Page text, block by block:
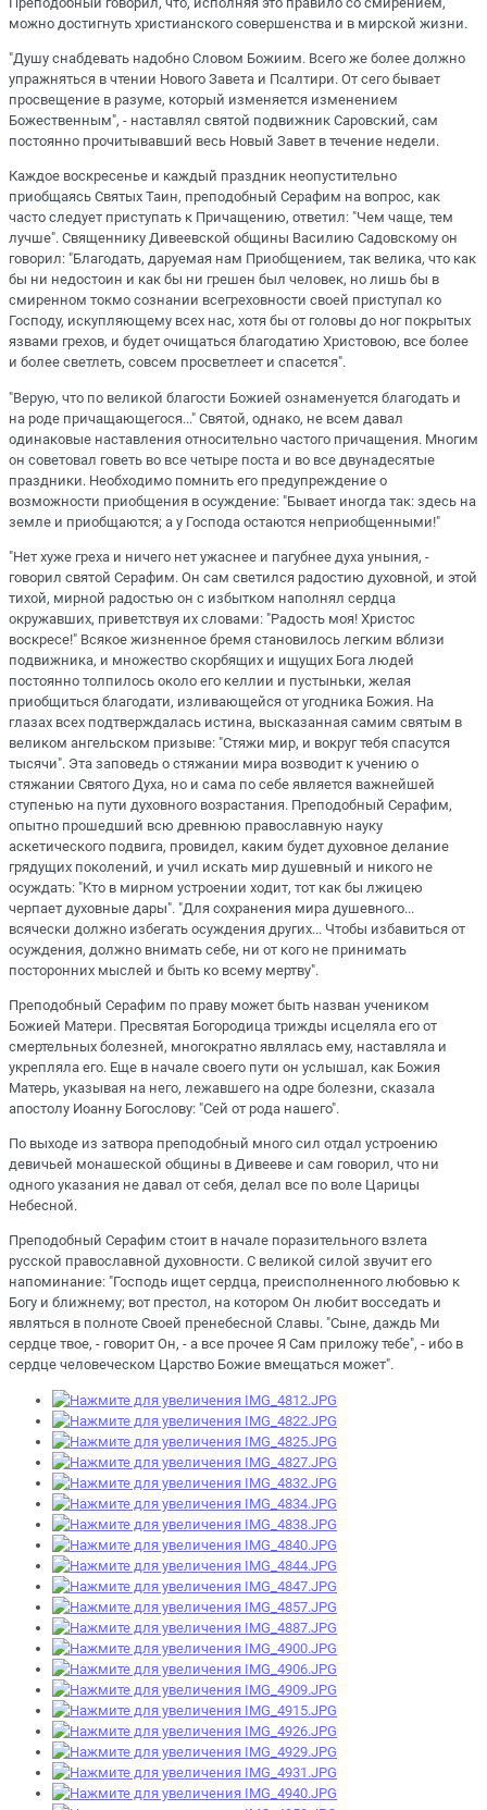
можно достигнуть христианского совершенства и в мирской жизни.
"Душу снабдевать надобно Словом Божиим. Всего же более должно
упражняться в чтении Нового Завета и Псалтири. От сего бывает
просвещение в разуме, который изменяется изменением
Божественным", - наставлял святой подвижник Саровский, сам
постоянно прочитывавший весь Новый Завет в течение недели.
Каждое воскресенье и каждый праздник неопустительно
приобщаясь Святых Таин, преподобный Серафим на вопрос, как
часто следует приступать к Причащению, ответил: "Чем чаще, тем
лучше". Священнику Дивеевской общины Василию Садовскому он
говорил: "Благодать, даруемая нам Приобщением, так велика, что как
бы ни недостоин и как бы ни грешен был человек, но лишь бы в
смиренном токмо сознании всегреховности своей приступал ко
Господу, искупляющему всех нас, хотя бы от головы до ног покрытых
язвами грехов, и будет очищаться благодатию Христовою, все более
и более светлеть, совсем просветлеет и спасется".
"Верую, что по великой благости Божией ознаменуется благодать и
на роде причащающегося..." Святой, однако, не всем давал
одинаковые наставления относительно частого причащения. Многим
он советовал говеть во все четыре поста и во все двунадесятые
праздники. Необходимо помнить его предупреждение о
возможности приобщения в осуждение: "Бывает иногда так: здесь на
земле и приобщаются; а у Господа остаются неприобщенными!"
"Нет хуже греха и ничего нет ужаснее и пагубнее духа уныния, -
говорил святой Серафим. Он сам светился радостию духовной, и этой
тихой, мирной радостью он с избытком наполнял сердца
окружавших, приветствуя их словами: "Радость моя! Христос
воскресе!" Всякое жизненное бремя становилось легким вблизи
подвижника, и множество скорбящих и ищущих Бога людей
постоянно толпилось около его келлии и пустыньки, желая
приобщиться благодати, изливающейся от угодника Божия. На
глазах всех подтверждалась истина, высказанная самим святым в
великом ангельском призыве: "Стяжи мир, и вокруг тебя спасутся
тысячи". Эта заповедь о стяжании мира возводит к учению о
стяжании Святого Духа, но и сама по себе является важнейшей
ступенью на пути духовного возрастания. Преподобный Серафим,
опытно прошедший всю древнюю православную науку
аскетического подвига, провидел, каким будет духовное делание
грядущих поколений, и учил искать мир душевный и никого не
осуждать: "Kто в мирном устроении ходит, тот как бы лжицею
черпает духовные дары". "Для сохранения мира душевного...
всячески должно избегать осуждения других... Чтобы избавиться от
осуждения, должно внимать себе, ни от кого не принимать
посторонних мыслей и быть ко всему мертву".
Преподобный Серафим по праву может быть назван учеником
Божией Матери. Пресвятая Богородица трижды исцеляла его от
смертельных болезней, многократно являлась ему, наставляла и
укрепляла его. Еще в начале своего пути он услышал, как Божия
Матерь, указывая на него, лежавшего на одре болезни, сказала
апостолу Иоанну Богослову: "Сей от рода нашего".
По выходе из затвора преподобный много сил отдал устроению
девичьей монашеской общины в Дивееве и сам говорил, что ни
одного указания не давал от себя, делал все по воле Царицы
Небесной.
Преподобный Серафим стоит в начале поразительного взлета
русской православной духовности. С великой силой звучит его
напоминание: "Господь ищет сердца, преисполненного любовью к
Богу и ближнему; вот престол, на котором Он любит восседать и
являться в полноте Своей пренебесной Славы. "Сыне, даждь Ми
сердце твое, - говорит Он, - а все прочее Я Сам приложу тебе", - ибо в
сердце человеческом Царство Божие вмещаться может".